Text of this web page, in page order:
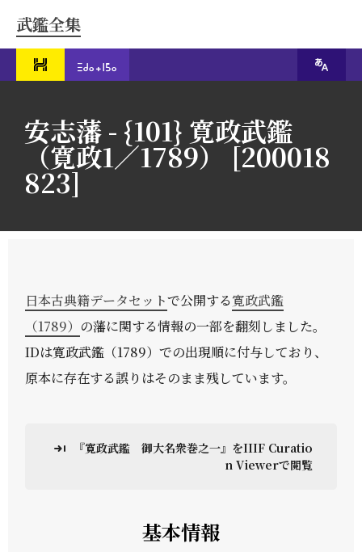
武鑑全集
安志藩 - {101} 寛政武鑑
（寛政1／1789） [200018
823]
日本古典籍データセットで公開する寛政武鑑
（1789） の藩に関する情報の一部を翻刻しました。
IDは寛政武鑑（1789）での出現順に付与しており、
原本に存在する誤りはそのまま残しています。
『寛政武鑑 御大名衆巻之一』をIIIF Curatio
n Viewerで閲覧
基本情報